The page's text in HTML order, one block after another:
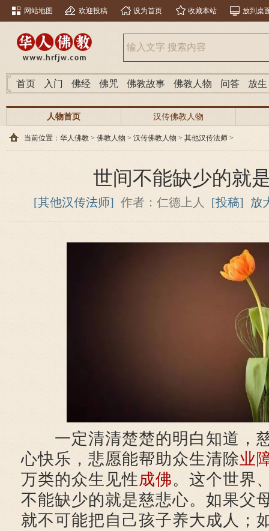
网站地图 欢迎投稿 设为首页 收藏本站 放到桌
首页 入门 佛经 佛咒 佛教故事 佛教人物 问答 放生
人物首页 汉传佛教人物
当前位置： 华人佛教 > 佛教人物 > 汉传佛教人物 > 其他汉传法师 >
世间不能缺少的就
[其他汉传法师] 作者：仁德上人 [投稿] 放
一定清清楚楚的明白知道，
心快乐，悲愿能帮助众生清除业
万类的众生见性成佛。这个世界
不能缺少的就是慈悲心。如果父
就不可能把自己孩子养大成人；